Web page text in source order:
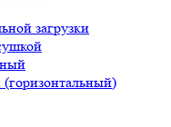
загрузки